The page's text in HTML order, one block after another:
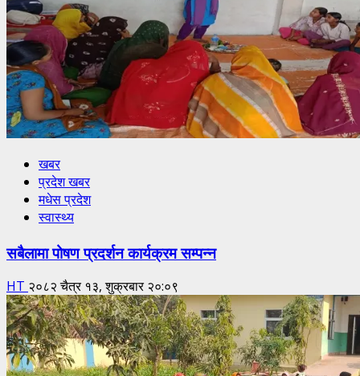
खबर
प्रदेश खबर
मधेस प्रदेश
स्वास्थ्य
सबैलामा पोषण प्रदर्शन कार्यक्रम सम्पन्न
HT २०८२ चैत्र १३, शुक्रबार २०:०९